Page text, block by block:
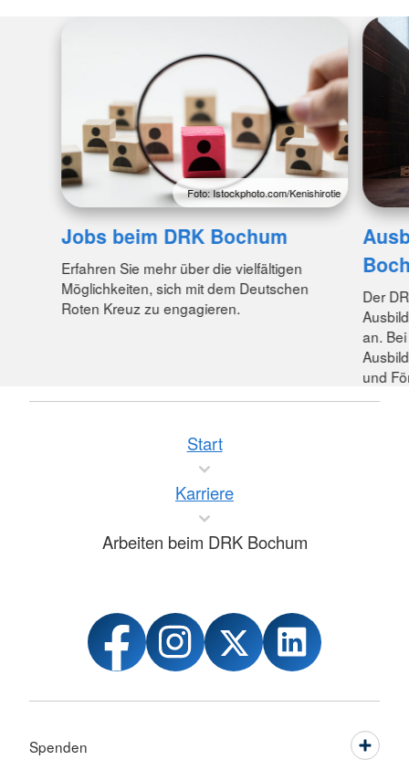
Foto: Istockphoto.com/Kenishirotie
Jobs beim DRK Bochum
Erfahren Sie mehr über die vielfältigen
Möglichkeiten, sich mit dem Deutschen
Roten Kreuz zu engagieren.
Der
an.
und
Start
Karriere
Arbeiten beim DRK Bochum
Spenden